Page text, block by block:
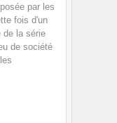
par les
fois d'un
de la série
de société